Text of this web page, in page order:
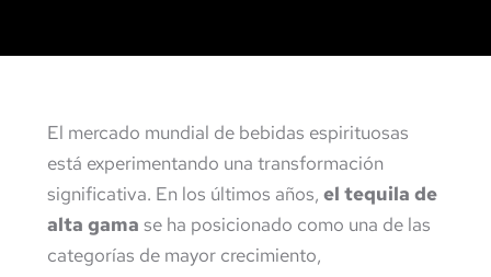
El mercado mundial de bebidas espirituosas
está experimentando una transformación
significativa. En los últimos años, el tequila de
alta gama se ha posicionado como una de las
categorías de mayor crecimiento,